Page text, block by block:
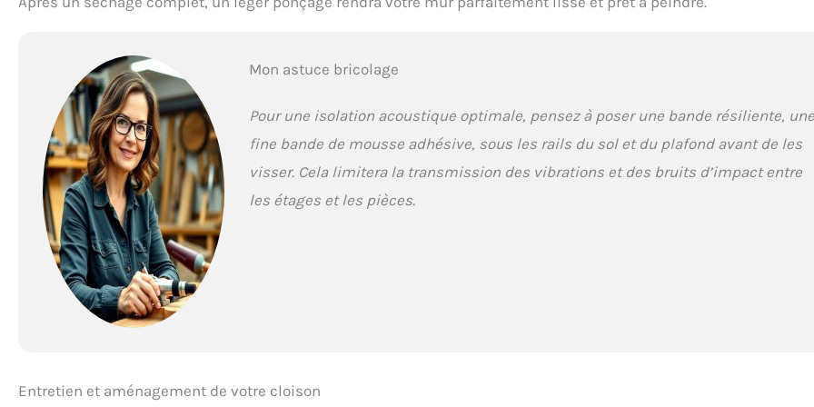
Mon astuce bricolage
Pour une isolation acoustique optimale, pensez à poser une bande résiliente, une
fine bande de mousse adhésive, sous les rails du sol et du plafond avant de les
visser. Cela limitera la transmission des vibrations et des bruits d’impact entre
les étages et les pièces.
Entretien et aménagement de votre cloison